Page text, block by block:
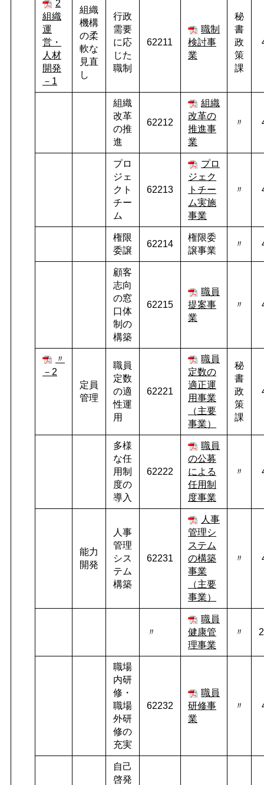
2
組織
運
営・
人材
開発
－1
組織
機構
の柔
軟な
見直
し
行政
需要
に応
じた
職制
62211
職制
検討事
業
秘
書
政
策
課
組織
改革
の推
進
62212
組織
改革の
推進事
業
〃
プロ
ジェ
クト
チー
ム
62213
プロ
ジェク
トチー
ム実施
事業
〃
権限
委譲
62214
権限委
譲事業
〃
顧客
志向
の窓
口体
制の
構築
62215
職員
提案事
業
〃
〃
－2
定員
管理
職員
定数
の適
性運
用
62221
職員
定数の
適正運
用事業
（主要
事業）
秘
書
政
策
課
多様
な任
用制
度の
導入
62222
職員
の公募
による
任用制
度事業
〃
能力
開発
人事
管理
シス
テム
構築
62231
人事
管理シ
ステム
の構築
事業
（主要
事業）
〃
〃
職員
健康管
理事業
〃
職場
内研
修・
職場
外研
修の
充実
62232
職員
研修事
業
〃
自己
啓発